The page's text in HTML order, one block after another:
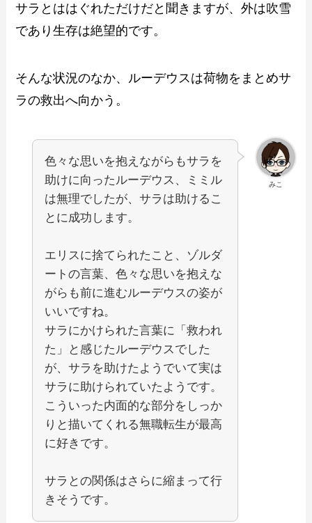
サラとははぐれただけだと聞きますが、外は吹雪
であり生存は絶望的です。
そんな状況のなか、ルーデウスは荷物をまとめサ
ラの救出へ向かう。
みこ
色々な思いを抱えながらもサラを
助けに向ったルーデウス、ミミル
は無理でしたが、サラは助けるこ
とに成功します。
エリスに捨てられたこと、ゾルダ
ートの言葉、色々な思いを抱えな
がらも前に進むルーデウスの姿が
いいですね。
サラにかけられた言葉に「救われ
た」と感じたルーデウスでした
が、サラを助けたようでいて実は
サラに助けられていたようです。
こういった内面的な部分をしっか
りと描いてくれる無職転生が最高
に好きです。
サラとの関係はさらに縮まって行
きそうです。